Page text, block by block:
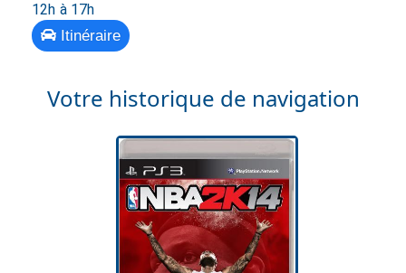
12h à 17h
Itinéraire
Votre historique de navigation